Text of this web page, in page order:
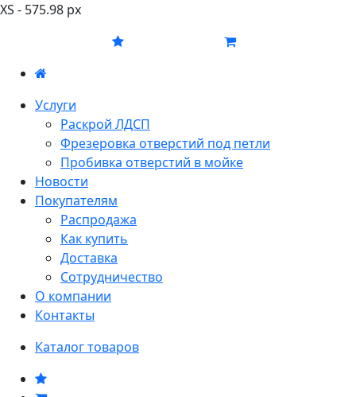
XS - 575.98 px
Услуги
Раскрой ЛДСП
Фрезеровка отверстий под петли
Пробивка отверстий в мойке
Новости
Покупателям
Распродажа
Как купить
Доставка
Сотрудничество
О компании
Контакты
Каталог товаров